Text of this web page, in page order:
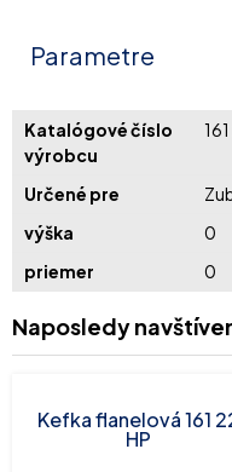
Parametre
Katalógové číslo
výrobcu
Určené pre
výška
0
priemer
0
Naposledy
Kefka flanelová 161
HP